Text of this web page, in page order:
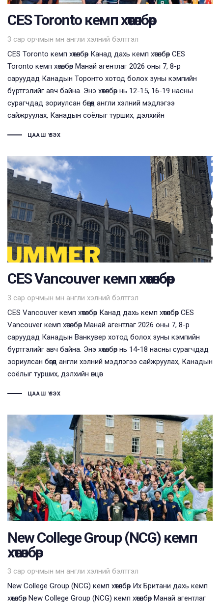
CES Toronto кемп хөтөлбөр
3 сар орчмын өмнө
Tags
англи хэлний бэлтгэл
CES Toronto кемп хөтөлбөр Канад дахь кемп хөтөлбөр CES
Toronto кемп хөтөлбөр Манай агентлаг 2026 оны 7, 8-р
саруудад Канадын Торонто хотод болох зуны кэмпийн
бүртгэлийг авч байна. Энэ хөтөлбөр нь 12-15, 16-19 насны
сурагчдад зориулсан бөгөөд англи хэлний мэдлэгээ
сайжруулах, Канадын соёлыг турших, дэлхийн
ЦААШ ҮЗЭХ
CES Vancouver кемп хөтөлбөр
3 сар орчмын өмнө
Tags
англи хэлний бэлтгэл
CES Vancouver кемп хөтөлбөр Канад дахь кемп хөтөлбөр CES
Vancouver кемп хөтөлбөр Манай агентлаг 2026 оны 7, 8-р
саруудад Канадын Ванкувер хотод болох зуны кэмпийн
бүртгэлийг авч байна. Энэ хөтөлбөр нь 14-18 насны сурагчдад
зориулсан бөгөөд англи хэлний мэдлэгээ сайжруулах, Канадын
соёлыг турших, дэлхийн өнцөг
ЦААШ ҮЗЭХ
New College Group (NCG) кемп
хөтөлбөр
3 сар орчмын өмнө
Tags
англи хэлний бэлтгэл
New College Group (NCG) кемп хөтөлбөр Их Британи дахь кемп
хөтөлбөр New College Group (NCG) кемп хөтөлбөр Манай агентлаг